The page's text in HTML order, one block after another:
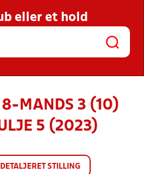
KLUBBER OG
eller et hold
8-MANDS 3 (10)
5 (2023)
DETALJERET STILLING